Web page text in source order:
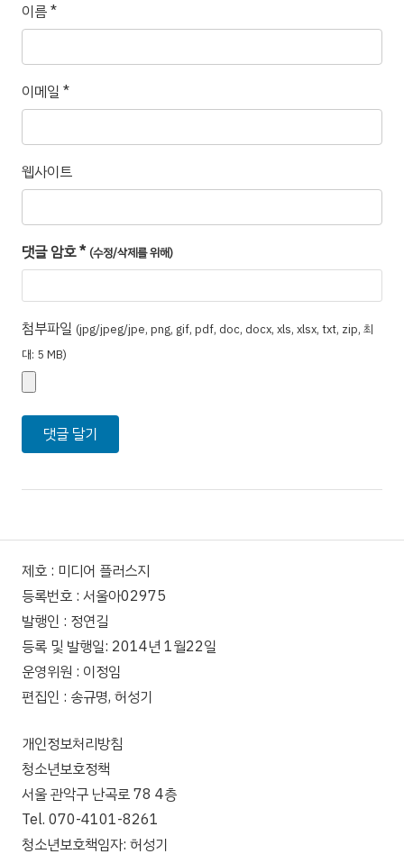
이름*
이메일 *
웹사이트
댓글 암호* (수정/삭제를 위해)
첨부파일 (jpg/jpeg/jpe, png, gif, pdf, doc, docx, xls, xlsx, txt, zip, 최
대: 5 MB)
제호 : 미디어 플러스지
등록번호 : 서울아02975
발행인 : 정연길
등록 및 발행일: 2014년 1월22일
운영위원 : 이정임
편집인 : 송규명, 허성기
개인정보처리방침
청소년보호정책
서울 관악구 난곡로 78 4층
Tel. 070-4101-8261
청소년보호책임자: 허성기